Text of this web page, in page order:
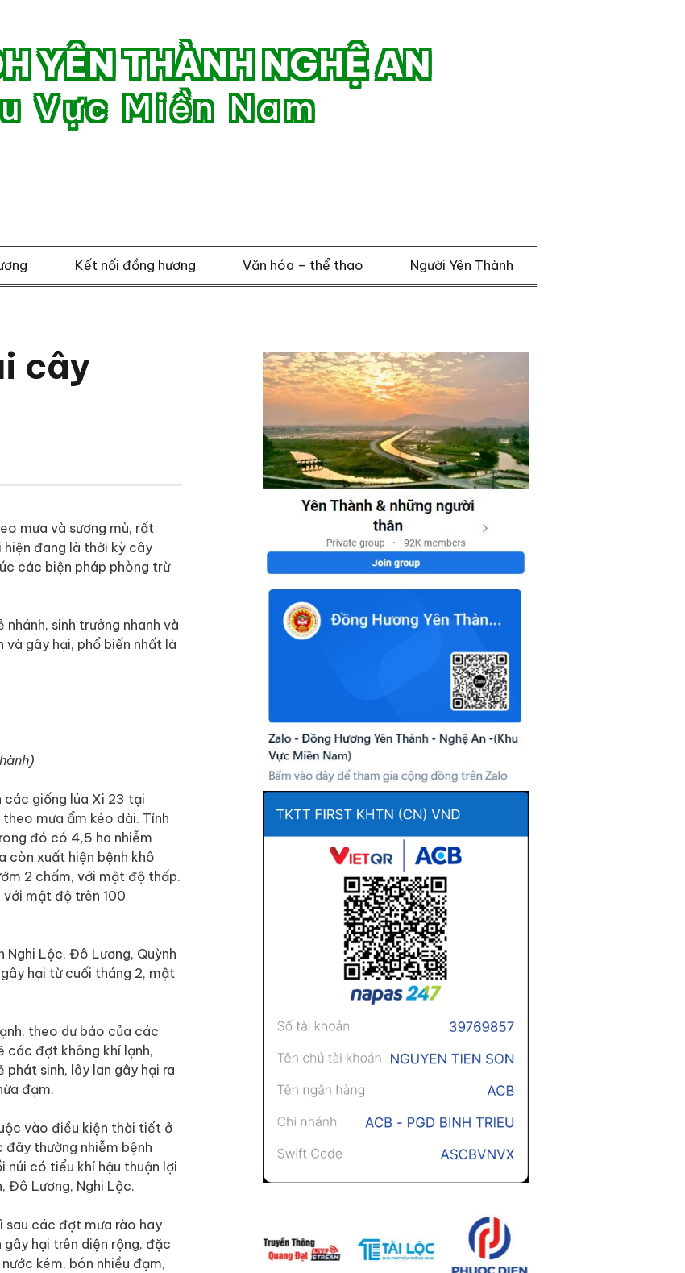
YÊN THÀNH NGHỆ AN
Vực Miền Nam
Kết nối đồng hương Văn hóa – thể thao Người Yên Thành
cây
mưa và sương mù, rất
đang là thời kỳ cây
các biện pháp phòng trừ
sinh trưởng nhanh và
gây hại, phổ biến nhất là
các giống lúa Xi 23 tại
theo mưa ẩm kéo dài. Tính
đó có 4,5 ha nhiễm
còn xuất hiện bệnh khô
2 chấm, với mật độ thấp.
mật độ trên 100
Lộc, Đô Lương, Quỳnh
hại từ cuối tháng 2, mật
theo dự báo của các
các đợt không khí lạnh,
sinh, lây lan gây hại ra
đạm.
vào điều kiện thời tiết ở
đây thường nhiễm bệnh
núi có tiểu khí hậu thuận lợi
Đô Lương, Nghi Lộc.
các đợt mưa rào hay
hại trên diện rộng, đặc
kém, bón nhiều đạm,